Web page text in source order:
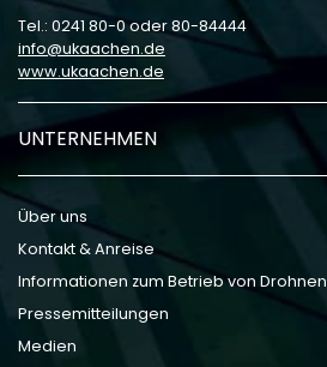
Tel.: 0241 80-0 oder 80-84444
info
ukaachen de
www.ukaachen.de
UNTERNEHMEN
Über uns
Kontakt & Anreise
Informationen zum Betrieb von Drohnen
Pressemitteilungen
Medien